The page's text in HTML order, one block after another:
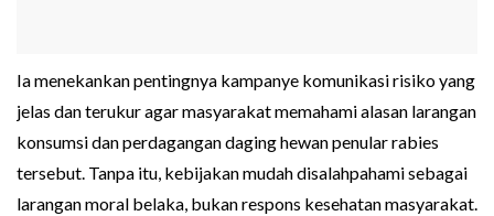
Ia menekankan pentingnya kampanye komunikasi risiko yang
jelas dan terukur agar masyarakat memahami alasan larangan
konsumsi dan perdagangan daging hewan penular rabies
tersebut. Tanpa itu, kebijakan mudah disalahpahami sebagai
larangan moral belaka, bukan respons kesehatan masyarakat.